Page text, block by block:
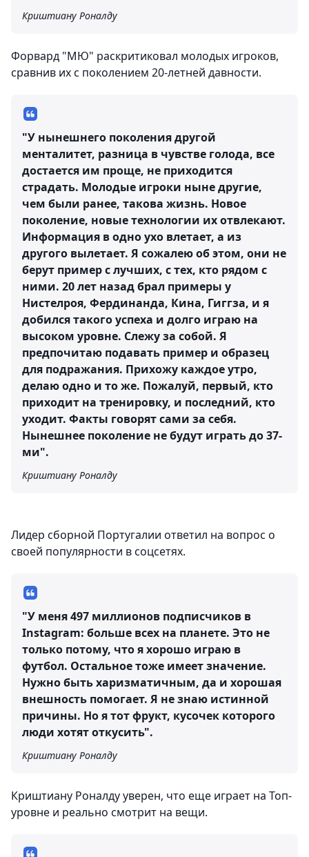
Криштиану Роналду
Форвард "МЮ" раскритиковал молодых игроков,
сравнив их с поколением 20-летней давности.
"У нынешнего поколения другой
менталитет, разница в чувстве голода, все
достается им проще, не приходится
страдать. Молодые игроки ныне другие,
чем были ранее, такова жизнь. Новое
поколение, новые технологии их отвлекают.
Информация в одно ухо влетает, а из
другого вылетает. Я сожалею об этом, они не
берут пример с лучших, с тех, кто рядом с
ними. 20 лет назад брал примеры у
Нистелроя, Фердинанда, Кина, Гиггза, и я
добился такого успеха и долго играю на
высоком уровне. Слежу за собой. Я
предпочитаю подавать пример и образец
для подражания. Прихожу каждое утро,
делаю одно и то же. Пожалуй, первый, кто
приходит на тренировку, и последний, кто
уходит. Факты говорят сами за себя.
Нынешнее поколение не будут играть до 37-
ми".
Криштиану Роналду
Лидер сборной Португалии ответил на вопрос о
своей популярности в соцсетях.
"У меня 497 миллионов подписчиков в
Instagram: больше всех на планете. Это не
только потому, что я хорошо играю в
футбол. Остальное тоже имеет значение.
Нужно быть харизматичным, да и хорошая
внешность помогает. Я не знаю истинной
причины. Но я тот фрукт, кусочек которого
люди хотят откусить".
Криштиану Роналду
Криштиану Роналду уверен, что еще играет на Топ-
уровне и реально смотрит на вещи.